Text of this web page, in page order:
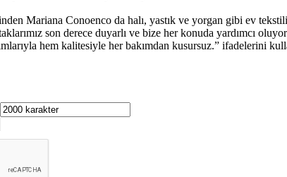
Mariana Conoenco da halı, yastık ve yorgan gibi ev
son derece duyarlı ve bize her konuda yardımcı
hem kalitesiyle her bakımdan kusursuz.” ifadelerini